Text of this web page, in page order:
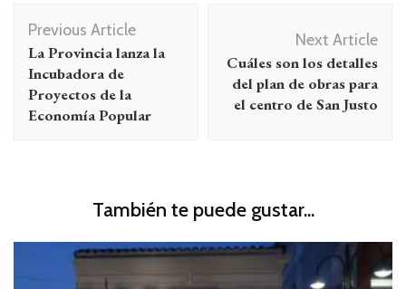
Navegación
de
entradas
Previous Article
La Provincia lanza la
Incubadora de
Proyectos de la
Economía Popular
Next Article
Cuáles son los detalles
del plan de obras para
el centro de San Justo
También te puede gustar...